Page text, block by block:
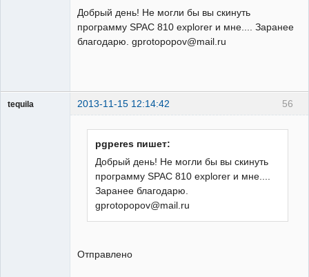
Добрый день! Не могли бы вы скинуть
программу SPAC 810 explorer и мне.... Заранее
благодарю. gprotopopov@mail.ru
56
tequila 2013-11-15 12:14:42
pgperes пишет:
Добрый день! Не могли бы вы скинуть
программу SPAC 810 explorer и мне....
Заранее благодарю.
gprotopopov@mail.ru
Отправлено